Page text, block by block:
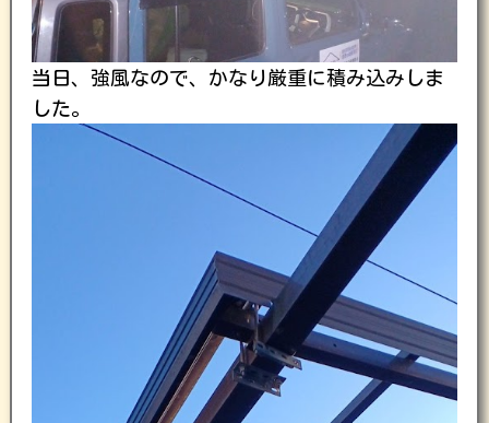
当日、強風なので、かなり厳重に積み込みしま
した。